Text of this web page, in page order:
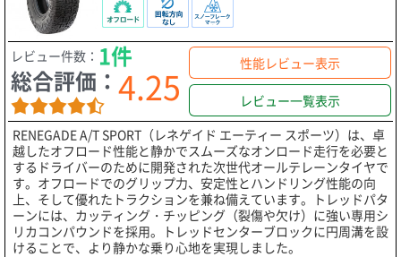
レビュー件数： 1件
総合評価： 4.25 性能レビュー表示
レビュー一覧表示
RENEGADE A/T SPORT（レネゲイド エーティー スポーツ）は、卓
越したオフロード性能と静かでスムーズなオンロード走行を必要と
するドライバーのために開発された次世代オールテレーンタイヤで
す。オフロードでのグリップ力、安定性とハンドリング性能の向
上、そして優れたトラクションを兼ね備えています。トレッドパタ
ーンには、カッティング・チッピング（裂傷や欠け）に強い専用シ
リカコンパウンドを採用。トレッドセンターブロックに円周溝を設
けることで、より静かな乗り心地を実現しました。